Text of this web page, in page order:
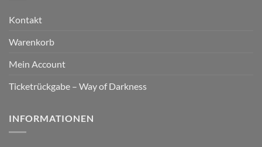
Kontakt
Warenkorb
Mein Account
Ticketrückgabe – Way of Darkness
INFORMATIONEN